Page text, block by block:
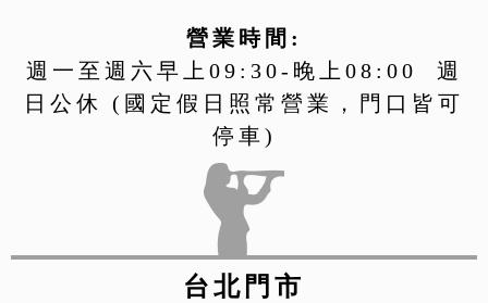
營業時間:
週一至週六早上09:30-晚上08:00 週
日公休 (國定假日照常營業，門口皆可
停車)
台北門市